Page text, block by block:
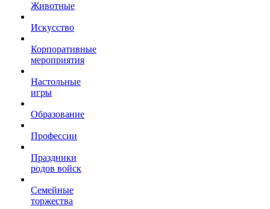
Животные
Искусство
Корпоративные
мероприятия
Настольные
игры
Образование
Профессии
Праздники
родов войск
Семейные
торжества